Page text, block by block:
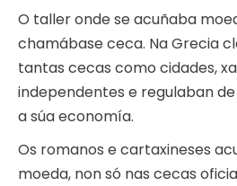
O taller onde se acuñaba
chamábase ceca. Na Grecia
tantas cecas como cidades,
independentes e regulaban
a súa economía.
Os romanos e cartaxineses
moeda, non só nas cecas